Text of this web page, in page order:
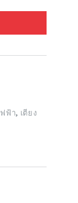
ฟ้า, เตียง